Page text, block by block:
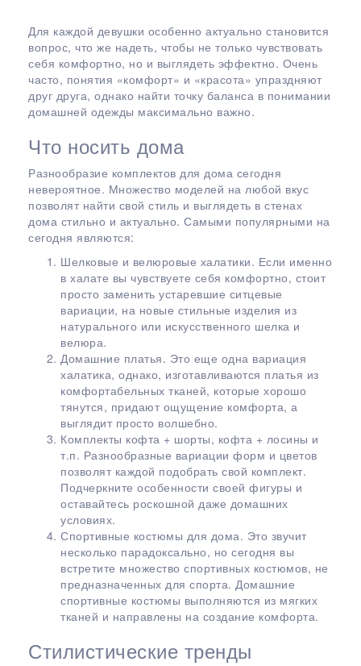
Для каждой девушки особенно актуально становится
вопрос, что же надеть, чтобы не только чувствовать
себя комфортно, но и выглядеть эффектно. Очень
часто, понятия «комфорт» и «красота» упраздняют
друг друга, однако найти точку баланса в понимании
домашней одежды максимально важно.
Что носить дома
Разнообразие комплектов для дома сегодня
невероятное. Множество моделей на любой вкус
позволят найти свой стиль и выглядеть в стенах
дома стильно и актуально. Самыми популярными на
сегодня являются:
Шелковые и велюровые халатики. Если именно
в халате вы чувствуете себя комфортно, стоит
просто заменить устаревшие ситцевые
вариации, на новые стильные изделия из
натурального или искусственного шелка и
велюра.
Домашние платья. Это еще одна вариация
халатика, однако, изготавливаются платья из
комфортабельных тканей, которые хорошо
тянутся, придают ощущение комфорта, а
выглядит просто волшебно.
Комплекты кофта + шорты, кофта + лосины и
т.п. Разнообразные вариации форм и цветов
позволят каждой подобрать свой комплект.
Подчеркните особенности своей фигуры и
оставайтесь роскошной даже домашних
условиях.
Спортивные костюмы для дома. Это звучит
несколько парадоксально, но сегодня вы
встретите множество спортивных костюмов, не
предназначенных для спорта. Домашние
спортивные костюмы выполняются из мягких
тканей и направлены на создание комфорта.
Стилистические тренды